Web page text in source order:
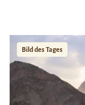
Bild des Tages